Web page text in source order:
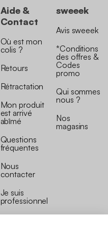
Aide &
Contact
Où est mon
colis ?
Retours
Rétractation
Mon produit
est arrivé
abîmé
Questions
fréquentes
Nous
contacter
Je suis
professionnel
sweeek
Avis sweeek
*Conditions
des offres &
Codes
promo
Qui sommes
nous ?
Nos
magasins